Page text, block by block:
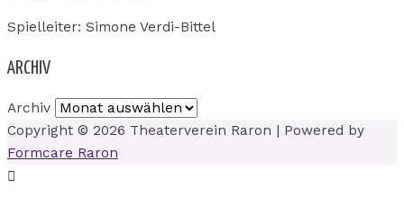
Spielleiter: Simone Verdi-Bittel
ARCHIV
Archiv
Copyright © 2026 Theaterverein Raron | Powered by
Formcare Raron